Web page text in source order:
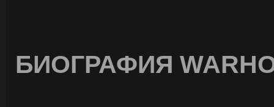
БИОГРАФИЯ